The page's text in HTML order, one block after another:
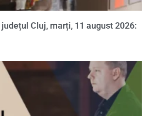
Cluj, marți, 11 august 2026: